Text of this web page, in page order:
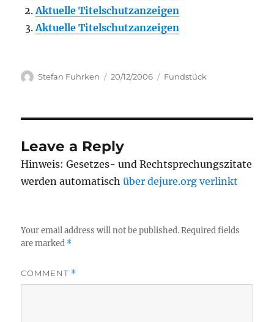
Aktuelle Titelschutzanzeigen
Aktuelle Titelschutzanzeigen
Author
Stefan Fuhrken
Posted
20/12/2006 Categories
Fundstück
Leave a Reply
Hinweis: Gesetzes- und Rechtsprechungszitate
werden automatischüber dejure.org verlinkt
Your email address will not be published. Required fields
are marked *
COMMENT *